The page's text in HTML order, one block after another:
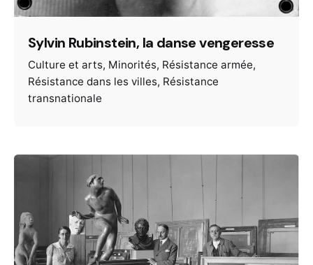
Sylvin Rubinstein, la danse vengeresse
Culture et arts Minorités Résistance armée
Résistance dans les villes Résistance
transnationale